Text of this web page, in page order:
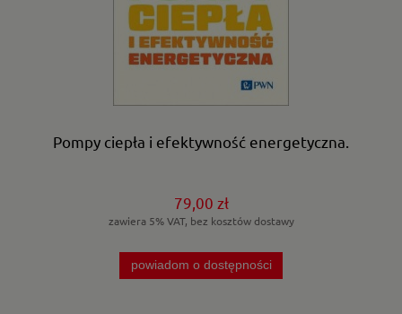
Pompy ciepła i efektywność energetyczna.
79,00 zł
zawiera 5% VAT, bez kosztów dostawy
powiadom o dostępności